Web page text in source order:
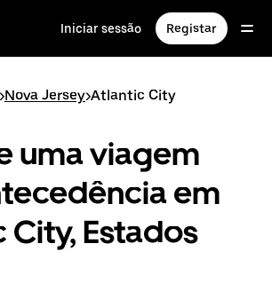
Iniciar sessão Registar
>Nova Jersey>Atlantic City
uma viagem
em
Estados